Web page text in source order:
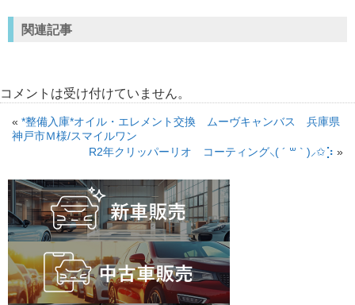
関連記事
コメントは受け付けていません。
« *整備入庫*オイル・エレメント交換 ムーヴキャンバス 兵庫県
神戸市Ｍ様/スマイルワン
R2年クリッパーリオ コーティング⸜( ´ ꒳ ` )⸝✩︎⡱ »